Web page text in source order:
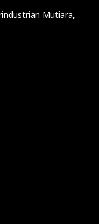
Mutiara,